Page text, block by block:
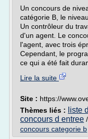
Un concours de
catégorie B, le
Un contrôleur du
d'un agent. Le
l'agent, avec trois
Cependant, le
ce qui a été fait
Lire la suite
Site : https://
Thèmes liés :
liste
concours d entree /
concours categorie b